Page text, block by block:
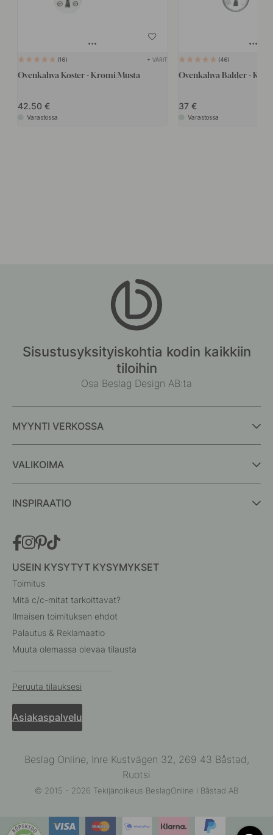
16 + VÄRIT
Ovenkahva Koster - Kromi/Musta
42.50
Varastossa
46
Ovenkahva Balder -
37
Varastossa
Sisustusyksityiskohtia kodin kaikkiin
tiloihin
Osa Beslag Design AB:ta
MYYNTI VERKOSSA
VALIKOIMA
INSPIRAATIO
USEIN KYSYTYT KYSYMYKSET
Toimitus
Mitä c/c-mitat tarkoittavat?
Ilmaisen toimituksen ehdot
Palautus & Reklamaatio
Muuta olemassa olevaa tilausta
Peruuta tilauksesi
Asiakaspalvelu
Beslag Online, Inre Kustvägen 32, 269 43 Båstad,
Ruotsi
© 2015 - 2026 Tekijänoikeus BeslagOnline i Båstad AB